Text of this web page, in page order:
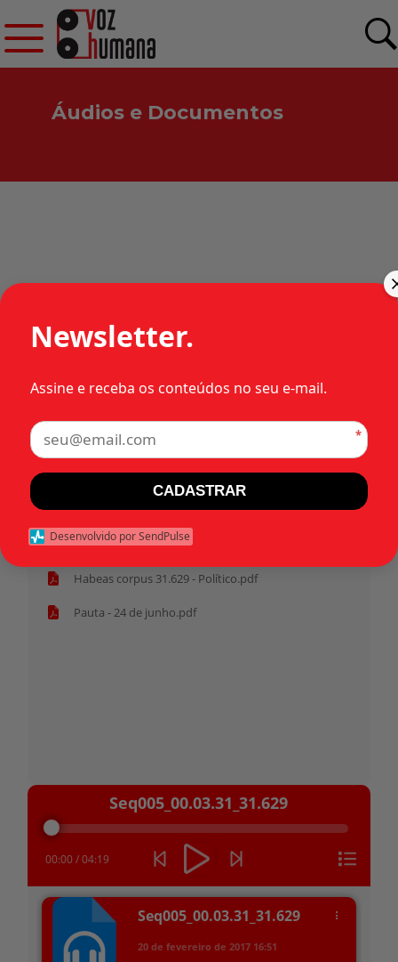
Áudios e Documentos
1977 – PR – MILITAR
Categorias: 1977 • Estados • Habeas corpus
Paraná (PR)
Tags:
Início
Habeas corpus 31.629 - Político.pdf
Pauta - 24 de junho.pdf
Tocador
áudio
Seq005_00.03.31_31.629
00:00 /04:19
Seq005_00.03.31_31.629
20 de fevereiro de 2017 16:51
Newsletter.
Assine e receba os conteúdos no seu e-mail.
*
CADASTRAR
Desenvolvido por SendPulse